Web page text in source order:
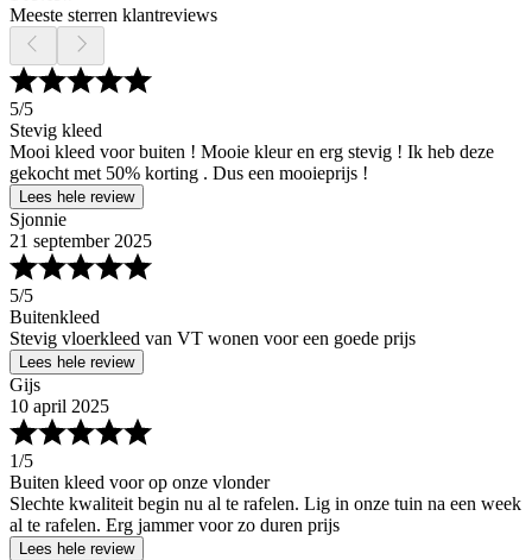
Meeste sterren klantreviews
5/5
Stevig kleed
Mooi kleed voor buiten ! Mooie kleur en erg stevig ! Ik heb deze
gekocht met 50% korting . Dus een mooieprijs !
Lees hele review
Sjonnie
21 september 2025
5/5
Buitenkleed
Stevig vloerkleed van VT wonen voor een goede prijs
Lees hele review
Gijs
10 april 2025
1/5
Buiten kleed voor op onze vlonder
Slechte kwaliteit begin nu al te rafelen. Lig in onze tuin na een week
al te rafelen. Erg jammer voor zo duren prijs
Lees hele review